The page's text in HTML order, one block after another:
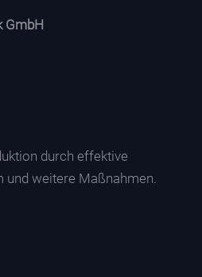
GmbH
durch effektive
und weitere Maßnahmen.